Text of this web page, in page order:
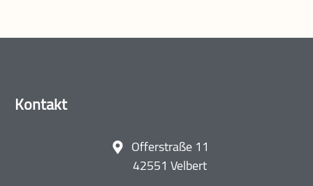
Kontakt
Offerstraße 11
42551 Velbert